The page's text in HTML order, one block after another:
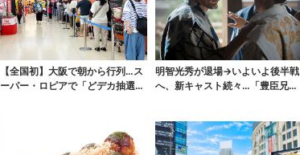
【全国初】大阪で朝から行列…ス
ーパー・ロピアで「どデカ抽選
明智光秀が退場→いよいよ後半戦
へ、新キャスト続々…「豊臣兄